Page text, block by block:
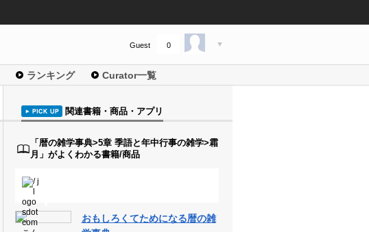
Guest 0
ランキング Curator一覧
関連書籍・商品・アプリ
「暦の雑学事典>5章 季語と年中行事の雑学>霜
月」がよくわかる書籍/商品
おもしろくてためになる暦の雑